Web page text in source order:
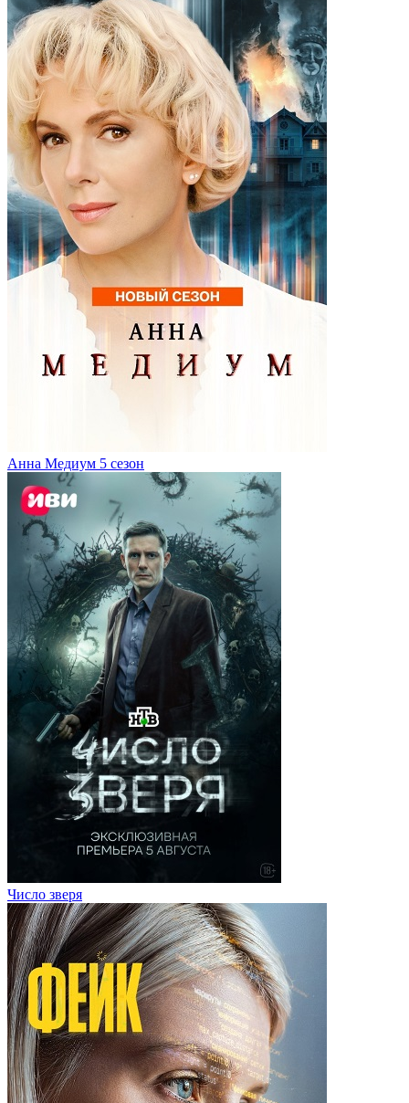
Анна Медиум 5 сезон
Число зверя